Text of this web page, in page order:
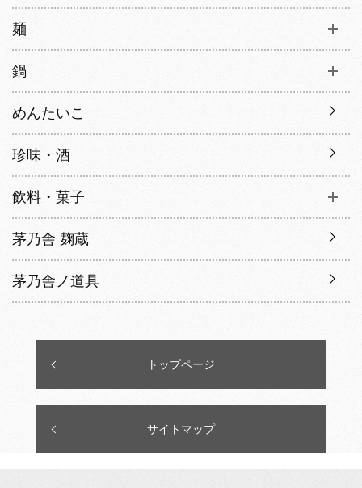
麺
鍋
めんたいこ
珍味・酒
飲料・菓子
茅乃舎 麹蔵
茅乃舎ノ道具
トップページ
サイトマップ